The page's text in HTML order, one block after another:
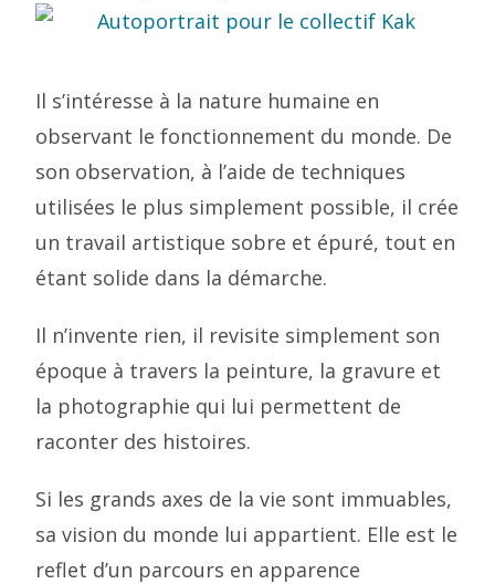
Il s’intéresse à la nature humaine en
observant le fonctionnement du monde. De
son observation, à l’aide de techniques
utilisées le plus simplement possible, il crée
un travail artistique sobre et épuré, tout en
étant solide dans la démarche.
Il n’invente rien, il revisite simplement son
époque à travers la peinture, la gravure et
la photographie qui lui permettent de
raconter des histoires.
Si les grands axes de la vie sont immuables,
sa vision du monde lui appartient. Elle est le
reflet d’un parcours en apparence